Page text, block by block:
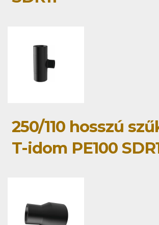
250/110 hosszú
T-idom PE100